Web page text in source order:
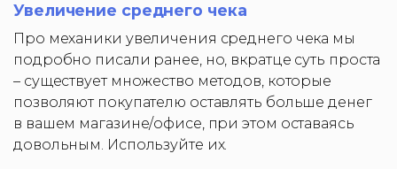
Увеличение среднего чека
Про механики увеличения среднего чека мы
подробно писали ранее, но, вкратце суть проста
– существует множество методов, которые
позволяют покупателю оставлять больше денег
в вашем магазине/офисе, при этом оставаясь
довольным. Используйте их.